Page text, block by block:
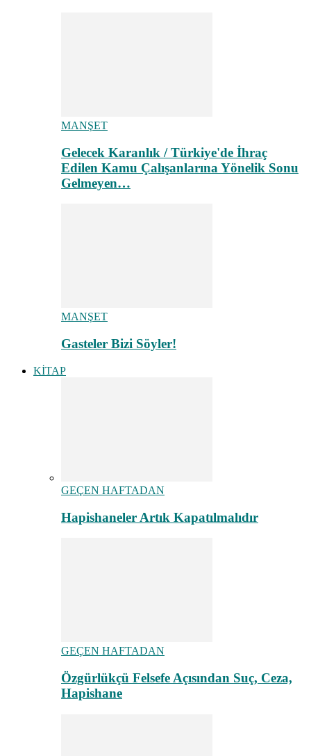
MANŞET
Gelecek Karanlık / Türkiye'de İhraç
Edilen Kamu Çalışanlarına Yönelik Sonu
Gelmeyen…
MANŞET
Gasteler Bizi Söyler!
KİTAP
GEÇEN HAFTADAN
Hapishaneler Artık Kapatılmalıdır
GEÇEN HAFTADAN
Özgürlükçü Felsefe Açısından Suç, Ceza,
Hapishane